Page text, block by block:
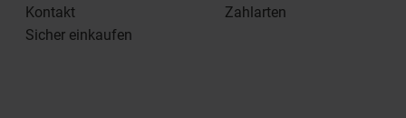
Kontakt
Sicher einkaufen
Zahlarten